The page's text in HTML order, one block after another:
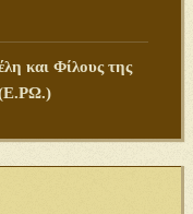
και Φίλους της